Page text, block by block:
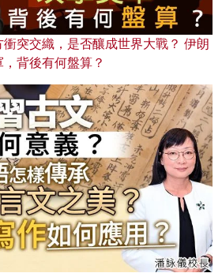
突交織，是否釀成世界大戰？ 伊朗
背後有何盤算？